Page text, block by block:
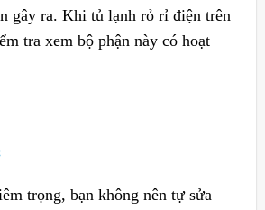
gây ra. Khi tủ lạnh rỏ rỉ điện trên
tra xem bộ phận này có hoạt
trọng, bạn không nên tự sửa